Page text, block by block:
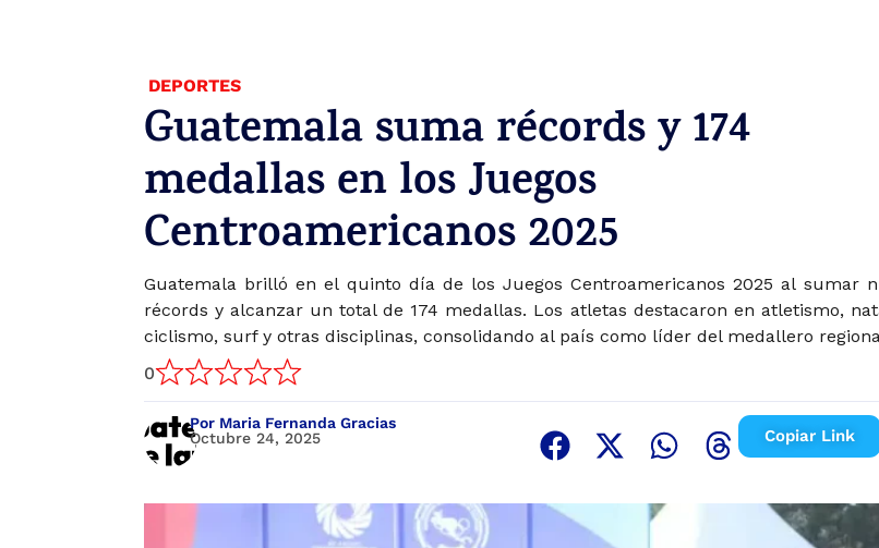
DEPORTES
Guatemala suma récords y 174
medallas en los Juegos
Centroamericanos 2025
Guatemala brilló en el quinto día de los Juegos Centroamericanos 2025 al sumar
récords y alcanzar un total de 174 medallas. Los atletas destacaron en atletismo,
ciclismo, surf y otras disciplinas, consolidando al país como líder del medallero
0
Por Maria Fernanda Gracias
Octubre 24, 2025
Copiar Link